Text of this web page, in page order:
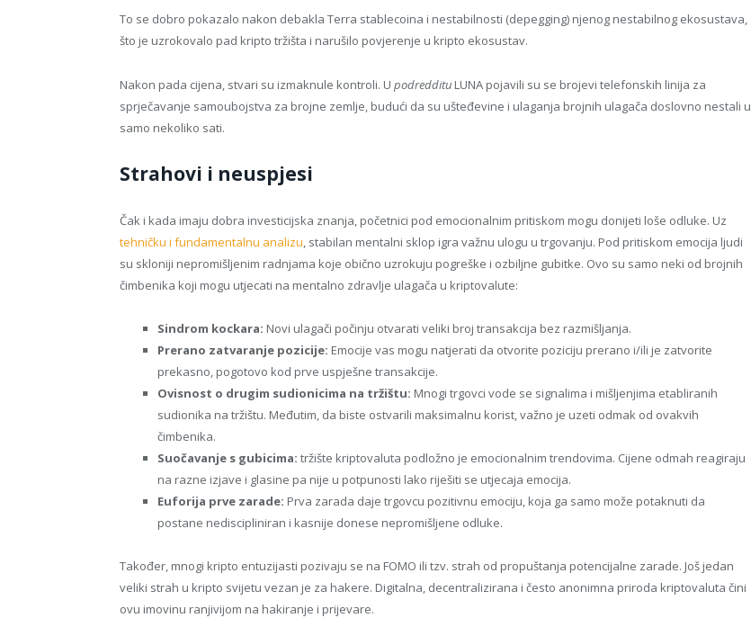
To se dobro pokazalo nakon debakla Terra stablecoina i nestabilnosti (depegging) njenog nestabilnog ekosustava,
što je uzrokovalo pad kripto tržišta i narušilo povjerenje u kripto ekosustav.
Nakon pada cijena, stvari su izmaknule kontroli. U podredditu LUNA pojavili su se brojevi telefonskih linija za
sprječavanje samoubojstva za brojne zemlje, budući da su ušteđevine i ulaganja brojnih ulagača doslovno nestali u
samo nekoliko sati.
Strahovi i neuspjesi
Čak i kada imaju dobra investicijska znanja, početnici pod emocionalnim pritiskom mogu donijeti loše odluke. Uz
tehničku i fundamentalnu analizu, stabilan mentalni sklop igra važnu ulogu u trgovanju. Pod pritiskom emocija ljudi
su skloniji nepromišljenim radnjama koje obično uzrokuju pogreške i ozbiljne gubitke. Ovo su samo neki od brojnih
čimbenika koji mogu utjecati na mentalno zdravlje ulagača u kriptovalute:
Sindrom kockara: Novi ulagači počinju otvarati veliki broj transakcija bez razmišljanja.
Prerano zatvaranje pozicije: Emocije vas mogu natjerati da otvorite poziciju prerano i/ili je zatvorite
prekasno, pogotovo kod prve uspješne transakcije.
Ovisnost o drugim sudionicima na tržištu: Mnogi trgovci vode se signalima i mišljenjima etabliranih
sudionika na tržištu. Međutim, da biste ostvarili maksimalnu korist, važno je uzeti odmak od ovakvih
čimbenika.
Suočavanje s gubicima: tržište kriptovaluta podložno je emocionalnim trendovima. Cijene odmah reagiraju
na razne izjave i glasine pa nije u potpunosti lako riješiti se utjecaja emocija.
Euforija prve zarade: Prva zarada daje trgovcu pozitivnu emociju, koja ga samo može potaknuti da
postane nediscipliniran i kasnije donese nepromišljene odluke.
Također, mnogi kripto entuzijasti pozivaju se na FOMO ili tzv. strah od propuštanja potencijalne zarade. Još jedan
veliki strah u kripto svijetu vezan je za hakere. Digitalna, decentralizirana i često anonimna priroda kriptovaluta čini
ovu imovinu ranjivijom na hakiranje i prijevare.